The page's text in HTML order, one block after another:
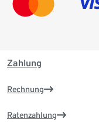
Zahlung
Rechnung
Ratenzahlung